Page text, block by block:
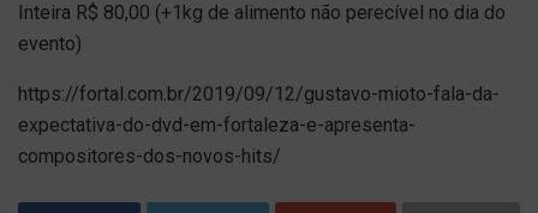
Inteira R$ 80,00 (+1kg de alimento não perecível no dia do
evento)
https://fortal.com.br/2019/09/12/gustavo-mioto-fala-da-
expectativa-do-dvd-em-fortaleza-e-apresenta-
compositores-dos-novos-hits/